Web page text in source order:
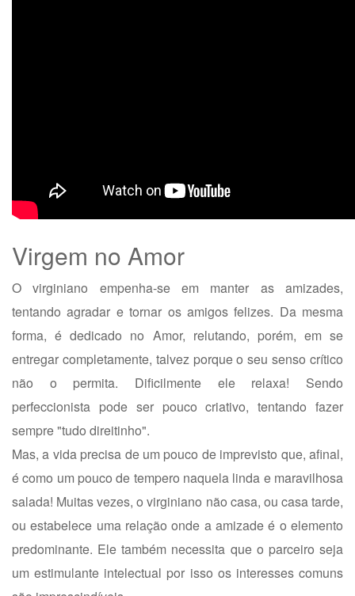
Virgem no Amor
O virginiano empenha-se em manter as amizades,
tentando agradar e tornar os amigos felizes. Da mesma
forma, é dedicado no Amor, relutando, porém, em se
entregar completamente, talvez porque o seu senso crítico
não o permita. Dificilmente ele relaxa! Sendo
perfeccionista pode ser pouco criativo, tentando fazer
sempre "tudo direitinho".
Mas, a vida precisa de um pouco de imprevisto que, afinal,
é como um pouco de tempero naquela linda e maravilhosa
salada! Muitas vezes, o virginiano não casa, ou casa tarde,
ou estabelece uma relação onde a amizade é o elemento
predominante. Ele também necessita que o parceiro seja
um estimulante intelectual por isso os interesses comuns